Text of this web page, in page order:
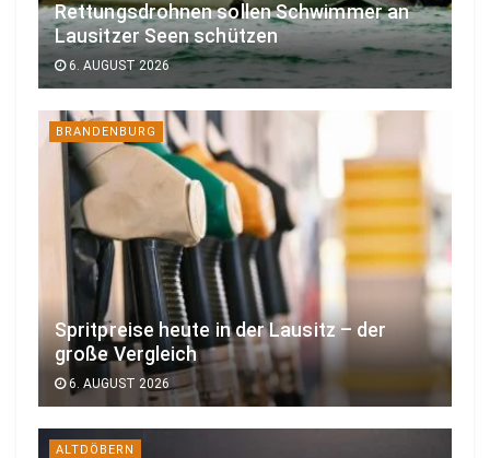
Rettungsdrohnen sollen Schwimmer an
Lausitzer Seen schützen
6. AUGUST 2026
BRANDENBURG
Spritpreise heute in der Lausitz – der
große Vergleich
6. AUGUST 2026
ALTDÖBERN